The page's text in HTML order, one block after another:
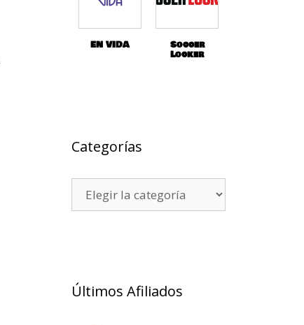
EN VIDA Soccer
Locker
Categorías
Últimos Afiliados